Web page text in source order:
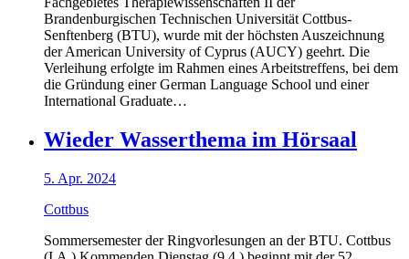
Brandenburgischen Technischen Universität Cottbus-
Senftenberg (BTU), wurde mit der höchsten Auszeichnung
der American University of Cyprus (AUCY) geehrt. Die
Verleihung erfolgte im Rahmen eines Arbeitstreffens, bei dem
die Gründung einer German Language School und einer
International Graduate…
Wieder Wasserthema im Hörsaal
5. Apr. 2024
Cottbus
Sommersemester der Ringvorlesungen an der BTU. Cottbus